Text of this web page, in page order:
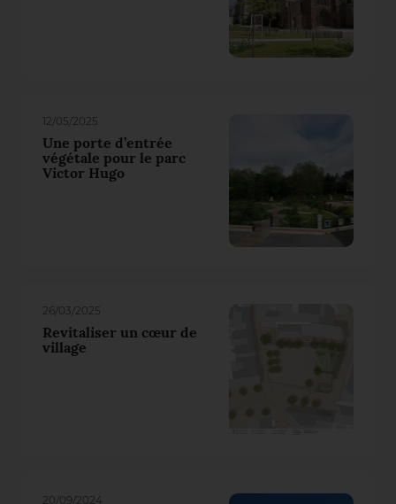
12/05/2025
Une porte d’entrée
végétale pour le parc
Victor Hugo
26/03/2025
Revitaliser un cœur de
village
20/09/2024